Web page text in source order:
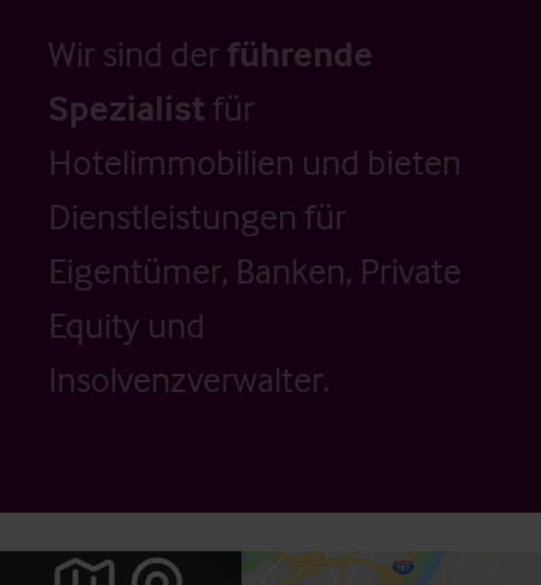
Wir sind der führende
Spezialistfür
Hotelimmobilien und bieten
Dienstleistungen für
Eigentümer, Banken, Private
Equity und
Insolvenzverwalter.